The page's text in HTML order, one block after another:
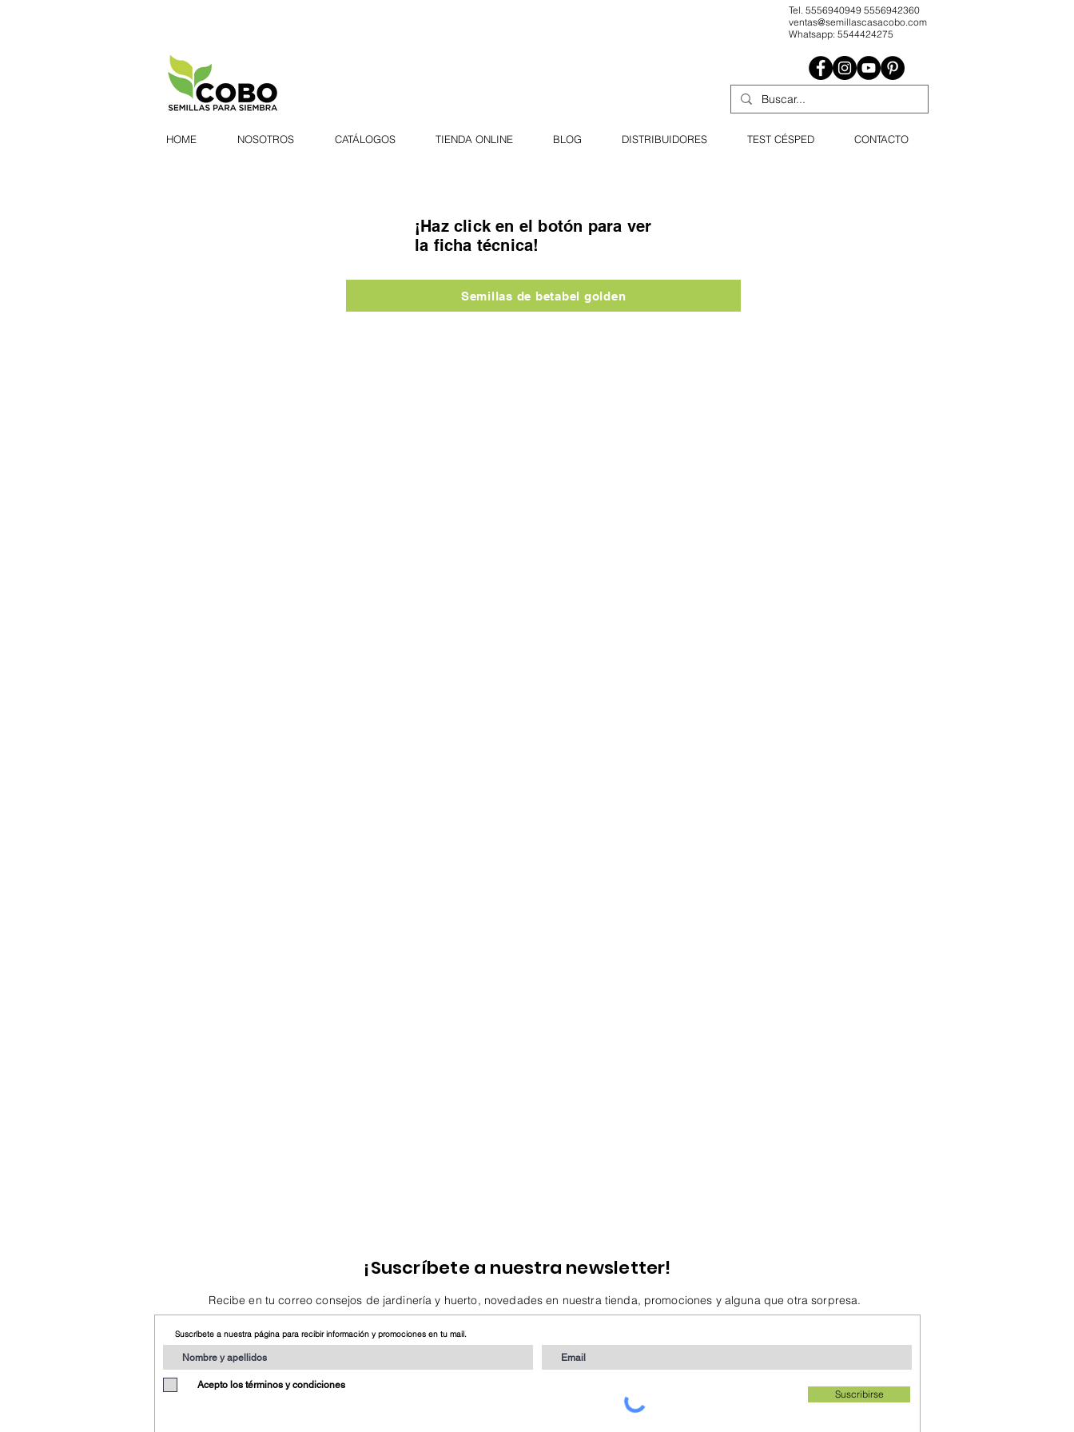
Tel. 5556940949 5556942360
ventas@semillascasacobo.com
Whatsapp: 5544424275
HOME NOSOTROS CATÁLOGOS TIENDA ONLINE BLOG DISTRIBUIDORES TEST CÉSPED CONTACTO
¡Haz click en el botón para ver
la ficha técnica!
Semillas de betabel golden
¡Suscríbete a nuestra newsletter!
Recibe en tu correo consejos de jardinería y huerto, novedades en nuestra tienda, promociones y alguna que otra sorpresa.
Suscríbete a nuestra página para recibir información y promociones en tu mail.
Acepto los términos y condiciones
Suscribirse